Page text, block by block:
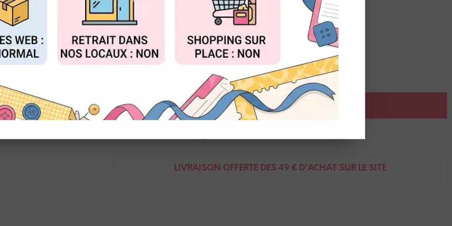
Réf. :NEO_7500.225
Pastel à la cire aquarellable, forte concentration en pignents.
Idéal pour la colorisation avec un pinceau à réserve d'eau.
Caran d'ache - Neocolor 2
AJOUTER AU PANIER
LIVRAISON OFFERTE DÈS 49 € D'ACHAT SUR LE SITE
ACCEPTER TOUT